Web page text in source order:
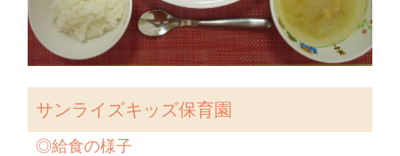
サンライズキッズ保育園
◎給食の様子